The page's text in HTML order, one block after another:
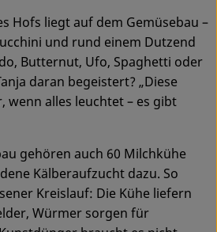
Hofs liegt auf dem Gemüsebau –
und rund einem Dutzend
Butternut, Ufo, Spaghetti oder
daran begeistert? „Diese
wenn alles leuchtet – es gibt
gehören auch 60 Milchkühe
Kälberaufzucht dazu. So
Kreislauf: Die Kühe liefern
Würmer sorgen für